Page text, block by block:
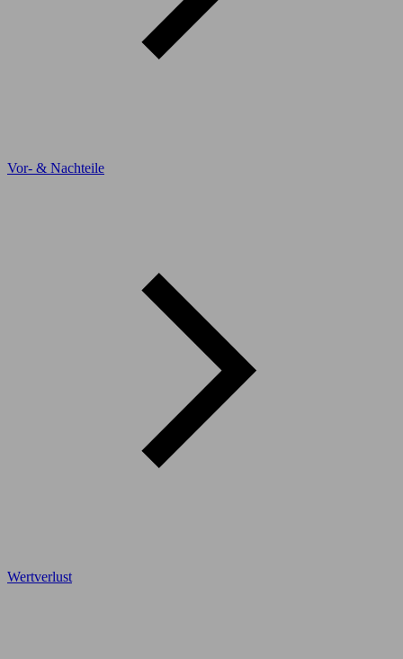
Vor- & Nachteile
Wertverlust